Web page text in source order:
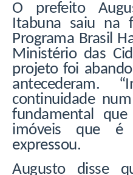
O prefeito
Itabuna saiu na
Programa Brasil
Ministério das
projeto foi
antecederam.
continuidade
fundamental
imóveis que é
expressou.
Augusto disse